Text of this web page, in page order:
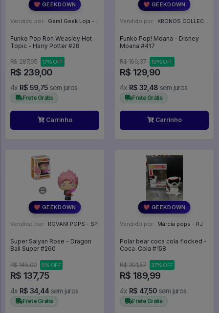
💖 GEEKDOWN
Vendido por: Geral Geek Loja - SP
Funko Pop Ron Weasley Hot
Topic - Harry Potter #28
R$ 287,95 17% OFF
R$ 239,00
4x R$ 59,75 sem juros
Frete Grátis
Carrinho
💖 GEEKDOWN
Vendido por: KRONOS COLLECTIONS - PR
Funko Pop! Moana - Disney
Moana #417
R$ 160,37 19% OFF
R$ 129,90
4x R$ 32,48 sem juros
Frete Grátis
Carrinho
💖 GEEKDOWN
Vendido por: ROVANI POPS - SP
Super Saiyan Rose - Dragon
Ball Super #260
R$ 145,00 5% OFF
R$ 137,75
4x R$ 34,44 sem juros
Frete Grátis
💖 GEEKDOWN
Vendido por: Márcia pops - RJ
Polar bear coca cola flocked -
Coca-Cola #158
R$ 301,57 37% OFF
R$ 189,99
4x R$ 47,50 sem juros
Frete Grátis